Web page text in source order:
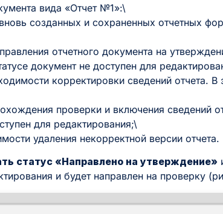
вида «Отчет №1»:\
созданных и сохраненных отчетных
отчетного документа на
документ не доступен для
корректировки сведений отчета. В
проверки и включения сведений
для редактирования;\
удаления некорректной версии отчета.
статус «Направлено на утверждение»
и будет направлен на проверку